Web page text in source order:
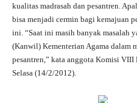
kualitas madrasah dan pesantren.
bisa menjadi cermin bagi kemajuan
ini. “Saat ini masih banyak masalah
(Kanwil) Kementerian Agama dalam
pesantren,” kata anggota Komisi VIII
Selasa (14/2/2012).